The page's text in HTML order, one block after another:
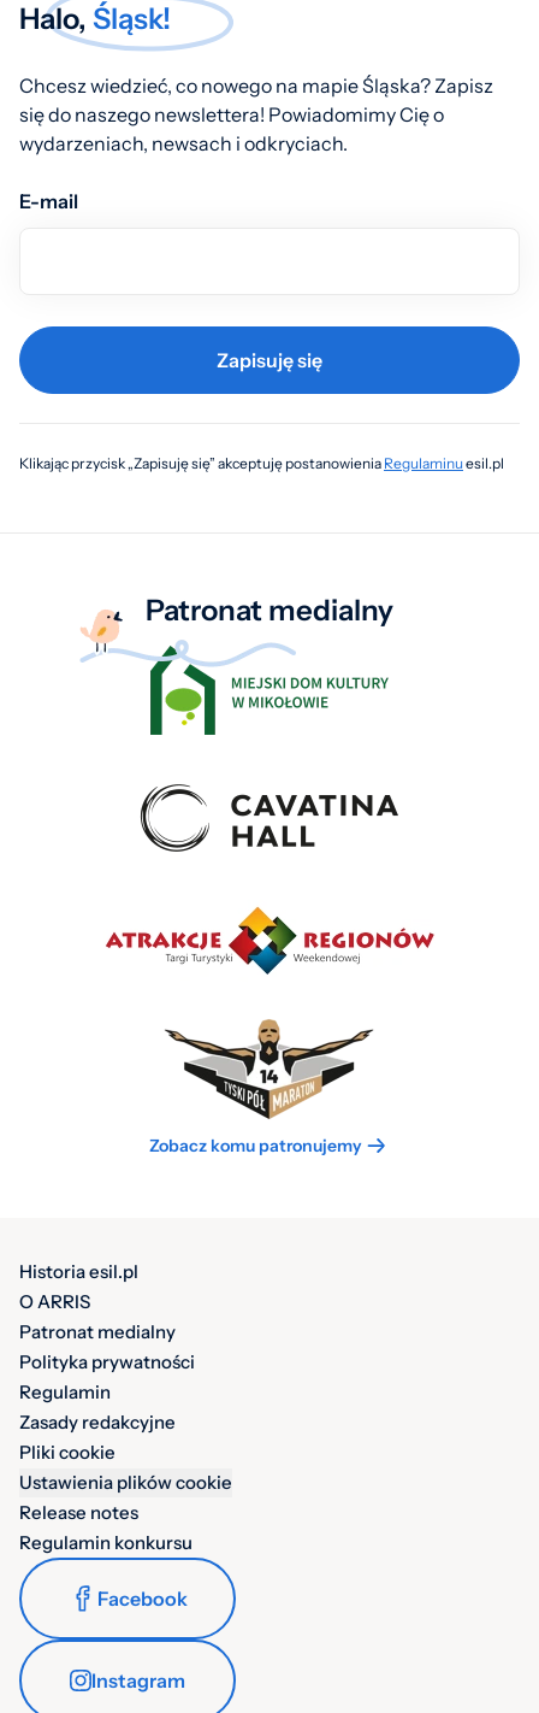
Halo, Śląsk!
Chcesz wiedzieć, co nowego na mapie Śląska? Zapisz
się do naszego newslettera! Powiadomimy Cię o
wydarzeniach, newsach i odkryciach.
E-mail
Zapisuję się
Klikając przycisk „Zapisuję się” akceptuję postanowienia Regulaminuesil.pl
Patronat medialny
Zobacz komu patronujemy
Historia esil.pl
O ARRIS
Patronat medialny
Polityka prywatności
Regulamin
Zasady redakcyjne
Pliki cookie
Ustawienia plików cookie
Release notes
Regulamin konkursu
Facebook
Instagram